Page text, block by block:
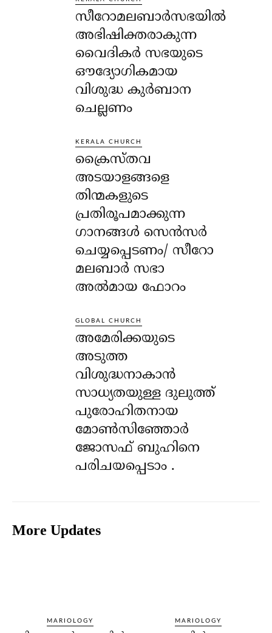
സീറോമലബാർസഭയിൽ
അഭിഷിക്തരാകുന്ന
വൈദികർ സഭയുടെ
ഔദ്യോഗികമായ
വിശുദ്ധ കുർബാന
ചെല്ലണം
KERALA CHURCH
ക്രൈസ്തവ
അടയാളങ്ങളെ
തിന്മകളുടെ
പ്രതിരൂപമാക്കുന്ന
ഗാനങ്ങൾ സെൻസർ
ചെയ്യപ്പെടണം/ സീറോ
മലബാർ സഭാ
അൽമായ ഫോറം
GLOBAL CHURCH
അമേരിക്കയുടെ
അടുത്ത
വിശുദ്ധനാകാൻ
സാധ്യതയുള്ള ദുലുത്ത്
പുരോഹിതനായ
മോൺസിഞ്ഞോർ
ജോസഫ് ബുഹിനെ
പരിചയപ്പെടാം .
More Updates
MARIOLOGY MARIOLOGY